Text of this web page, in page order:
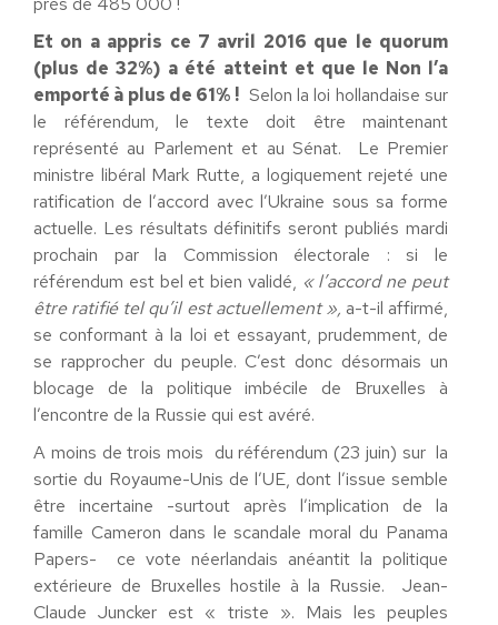
Et on a appris ce 7 avril 2016 que le quorum
(plus de 32%) a été atteint et que le Non l’a
emporté à plus de 61% !Selon la loi hollandaise sur
le référendum, le texte doit être maintenant
représenté au Parlement et au Sénat. Le Premier
ministre libéral Mark Rutte, a logiquement rejeté une
ratification de l’accord avec l’Ukraine sous sa forme
actuelle. Les résultats définitifs seront publiés mardi
prochain par la Commission électorale : si le
référendum est bel et bien validé, « l’accord ne peut
être ratifié tel qu’il est actuellement », a-t-il affirmé,
se conformant à la loi et essayant, prudemment, de
se rapprocher du peuple. C’est donc désormais un
blocage de la politique imbécile de Bruxelles à
l’encontre de la Russie qui est avéré.
A moins de trois mois du référendum (23 juin) sur la
sortie du Royaume-Unis de l’UE, dont l’issue semble
être incertaine -surtout après l’implication de la
famille Cameron dans le scandale moral du Panama
Papers- ce vote néerlandais anéantit la politique
extérieure de Bruxelles hostile à la Russie. Jean-
Claude Juncker est « triste ». Mais les peuples